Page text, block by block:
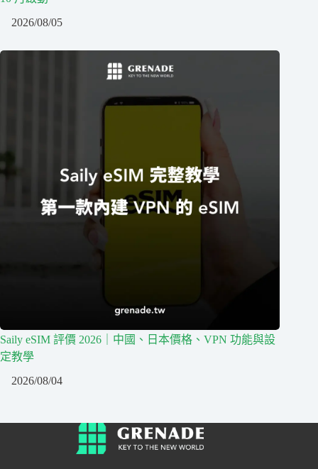
2026/08/05
Saily eSIM 評價 2026｜中國、日本價格、VPN 功能與設
定教學
2026/08/04